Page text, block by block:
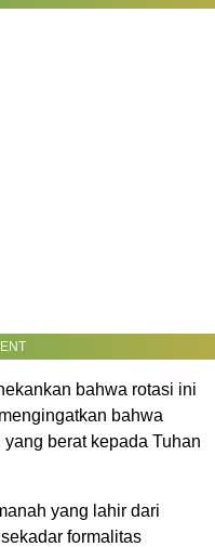
bahwa rotasi ini
bahwa
berat kepada Tuhan
yang lahir dari
formalitas